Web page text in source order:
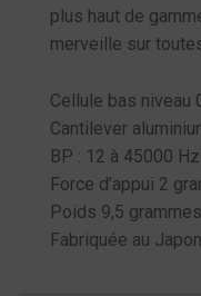
plus haut de
merveille sur
Cellule bas niveau
Cantilever
BP : 12 à 45000 Hz
Force d’appui 2
Poids 9,5 grammes
Fabriquée au Japon